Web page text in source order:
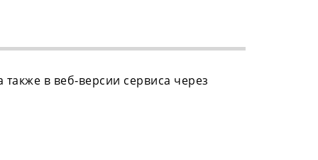
в веб‑версии сервиса через